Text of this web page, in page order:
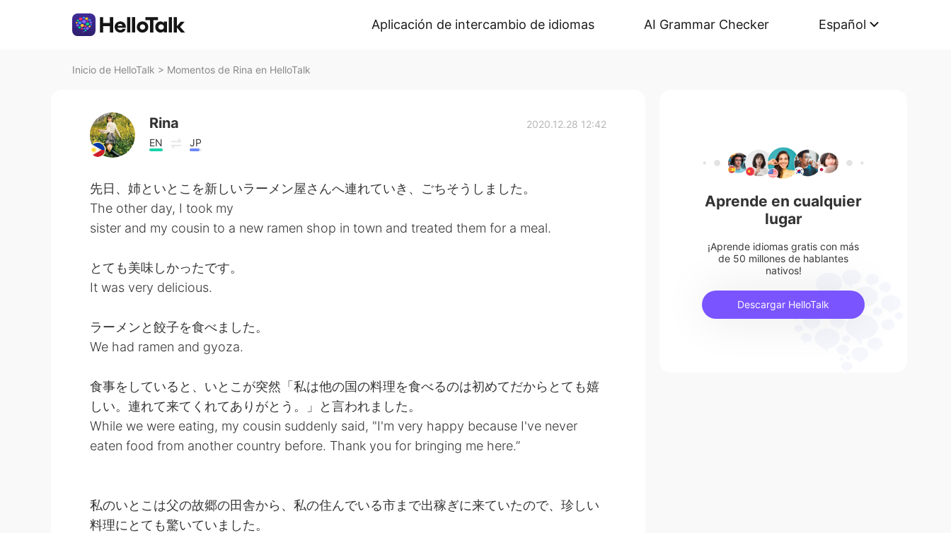
Aplicación de intercambio de idiomas AI Grammar Checker Español
Inicio de HelloTalk > Momentos de Rina en HelloTalk
Rina
EN JP
2020.12.28 12:42
先日、姉といとこを新しいラーメン屋さんへ連れていき、ごちそうしました。
The other day, I took my
sister and my cousin to a new ramen shop in town and treated them for a meal.
とても美味しかったです。
It was very delicious.
ラーメンと餃子を食べました。
We had ramen and gyoza.
食事をしていると、いとこが突然「私は他の国の料理を食べるのは初めてだからとても嬉
しい。連れて来てくれてありがとう。」と言われました。
While we were eating, my cousin suddenly said, "I'm very happy because I've never
eaten food from another country before. Thank you for bringing me here.”
私のいとこは父の故郷の田舎から、私の住んでいる市まで出稼ぎに来ていたので、珍しい
料理にとても驚いていました。
Aprende en cualquier
lugar
¡Aprende idiomas gratis con más
de 50 millones de hablantes
nativos!
Descargar HelloTalk